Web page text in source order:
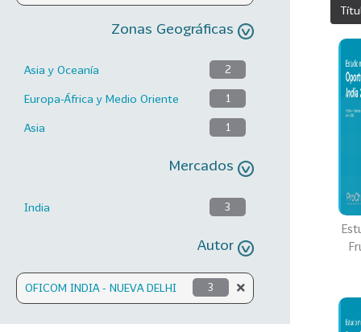
Zonas Geográficas
Asia y Oceanía 2
Europa-África y Medio Oriente 1
Asia 1
Mercados
India 3
Autor
OFICOM INDIA - NUEVA DELHI 3